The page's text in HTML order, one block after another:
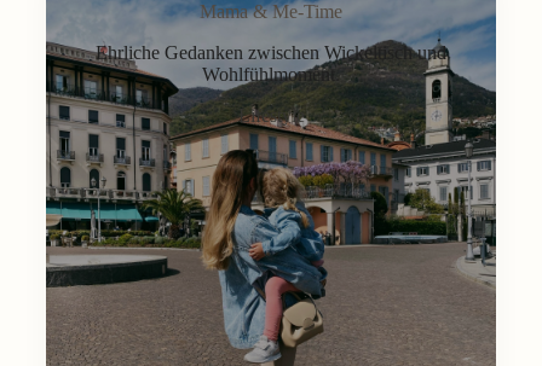
Mama & Me-Time
Ehrliche Gedanken zwischen Wickeltisch und
Wohlfühlmoment.
Lifestyle